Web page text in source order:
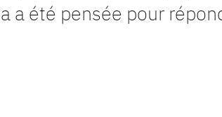
a été pensée pour